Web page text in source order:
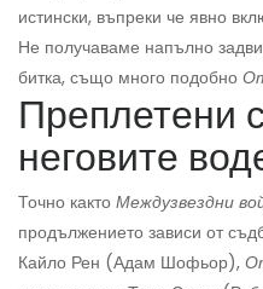
истински, въпреки че явно
Не получаваме напълно
битка, също много подобно
Преплетени
неговите
Точно както Междузвездни
продължението зависи от
Кайло Рен (Адам Шофьор),